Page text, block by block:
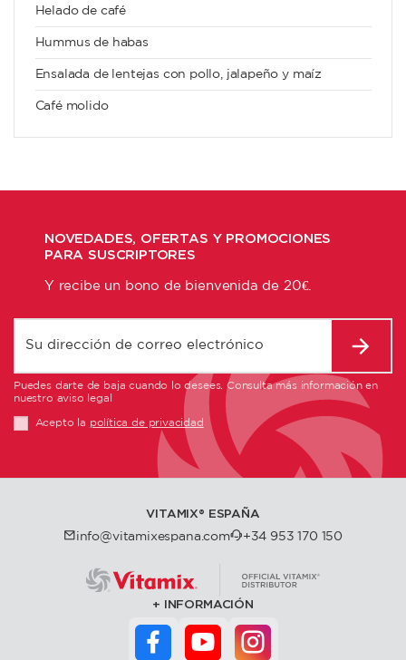
Helado de café
Hummus de habas
Ensalada de lentejas con pollo, jalapeño y maíz
Café molido
NOVEDADES, OFERTAS Y PROMOCIONES
PARA SUSCRIPTORES
Y recibe un bono de bienvenida de 20€.
Puedes darte de baja cuando lo desees. Consulta más información en
nuestro aviso legal
Acepto la política de privacidad
VITAMIX®️ ESPAÑA
info@vitamixespana.com +34 953 170 150
INFORMACIÓN